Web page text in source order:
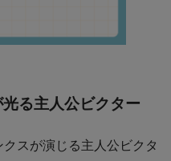
る主人公ビクター
スが演じる主人公ビクタ